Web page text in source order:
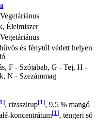
Élelmiszer
és fénytől védett helyen
F - Szójabab, G - Tej, H -
N - Szezámmag
, rizsszirup[1], 9,5 % mangó
koncentrátum[1], tengeri só